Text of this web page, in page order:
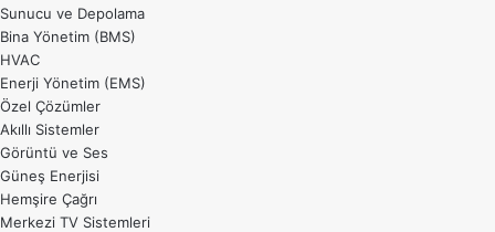
Sunucu ve Depolama
Bina Yönetim (BMS)
HVAC
Enerji Yönetim (EMS)
Özel Çözümler
Akıllı Sistemler
Görüntü ve Ses
Güneş Enerjisi
Hemşire Çağrı
Merkezi TV Sistemleri